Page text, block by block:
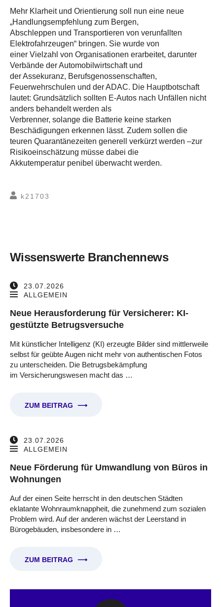
Mehr Klarheit und Orientierung soll nun eine neue
„Handlungsempfehlung zum Bergen,
Abschleppen und Transportieren von verunfallten
Elektrofahrzeugen“ bringen. Sie wurde von
einer Vielzahl von Organisationen erarbeitet, darunter
Verbände der Automobilwirtschaft und
der Assekuranz, Berufsgenossenschaften,
Feuerwehrschulen und der ADAC. Die Hauptbotschaft
lautet: Grundsätzlich sollten E-Autos nach Unfällen nicht
anders behandelt werden als
Verbrenner, solange die Batterie keine starken
Beschädigungen erkennen lässt. Zudem sollen die
teuren Quarantänezeiten generell verkürzt werden –zur
Risikoeinschätzung müsse dabei die
Akkutemperatur penibel überwacht werden.
k21703
Wissenswerte Branchennews
23.07.2026
ALLGEMEIN
Neue Herausforderung für Versicherer: KI-
gestützte Betrugsversuche
Mit künstlicher Intelligenz (KI) erzeugte Bilder sind mittlerweile
selbst für geübte Augen nicht mehr von authentischen Fotos
zu unterscheiden. Die Betrugsbekämpfung
im Versicherungswesen macht das …
ZUM BEITRAG ⟶
23.07.2026
ALLGEMEIN
Neue Förderung für Umwandlung von Büros in
Wohnungen
Auf der einen Seite herrscht in den deutschen Städten
eklatante Wohnraumknappheit, die zunehmend zum sozialen
Problem wird. Auf der anderen wächst der Leerstand in
Bürogebäuden, insbesondere in …
ZUM BEITRAG ⟶